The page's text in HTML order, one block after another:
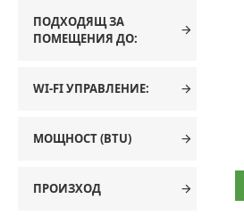
МОЩНОСТ (BTU)
WI-FI УПРАВЛЕНИЕ:
ПОДХОДЯЩ ЗА
ПОМЕЩЕНИЯ ДО:
ПРОИЗХОД